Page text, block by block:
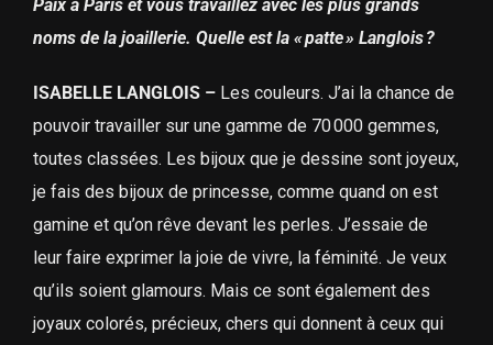
Paix à Paris et vous travaillez avec les plus grands
noms de la joaillerie. Quelle est la « patte » Langlois ?
ISABELLE LANGLOIS –Les couleurs. J’ai la chance de
pouvoir travailler sur une gamme de 70 000 gemmes,
toutes classées. Les bijoux que je dessine sont joyeux,
je fais des bijoux de princesse, comme quand on est
gamine et qu’on rêve devant les perles. J’essaie de
leur faire exprimer la joie de vivre, la féminité. Je veux
qu’ils soient glamours. Mais ce sont également des
joyaux colorés, précieux, chers qui donnent à ceux qui